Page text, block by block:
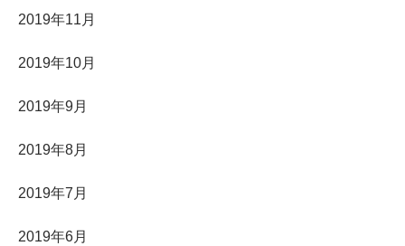
2019年11月
2019年10月
2019年9月
2019年8月
2019年7月
2019年6月